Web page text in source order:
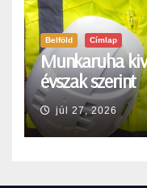
Belföld Címlap
Munkaruha
évszak szerint
júl 27, 2026